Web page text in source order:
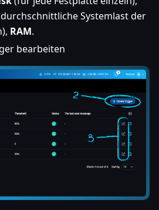
Systemlast der
RAM.
bearbeiten